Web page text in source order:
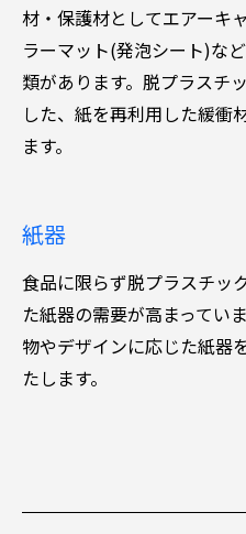
材・保護材としてエアーキ
ラーマット(発泡シート)な
類があります。脱プラスチ
した、紙を再利用した緩衝
ます。
紙器
食品に限らず脱プラスチッ
た紙器の需要が高まってい
物やデザインに応じた紙器
たします。